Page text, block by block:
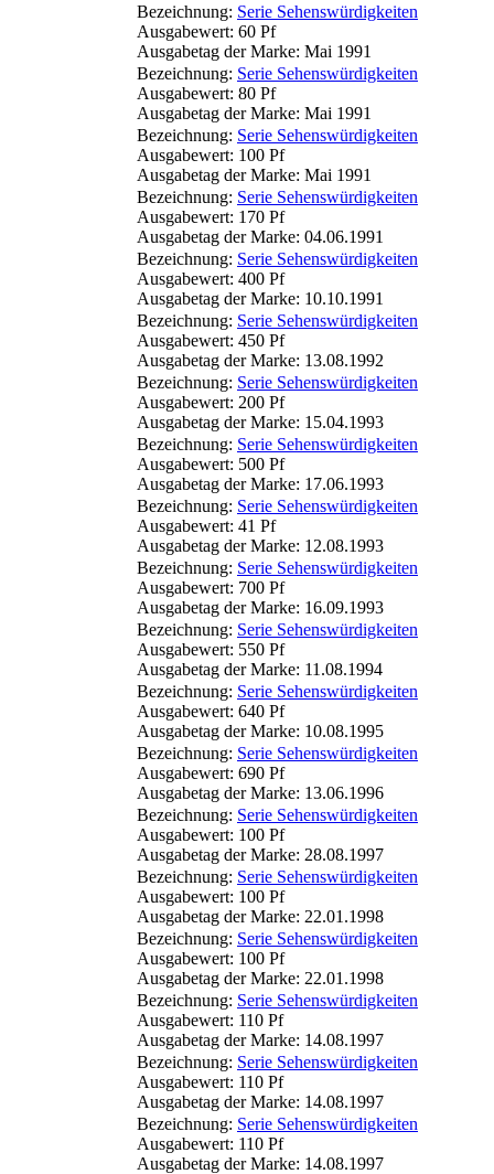
Bezeichnung: Serie Sehenswürdigkeiten
Ausgabewert: 60 Pf
Ausgabetag der Marke: Mai 1991
Bezeichnung: Serie Sehenswürdigkeiten
Ausgabewert: 80 Pf
Ausgabetag der Marke: Mai 1991
Bezeichnung: Serie Sehenswürdigkeiten
Ausgabewert: 100 Pf
Ausgabetag der Marke: Mai 1991
Bezeichnung: Serie Sehenswürdigkeiten
Ausgabewert: 170 Pf
Ausgabetag der Marke: 04.06.1991
Bezeichnung: Serie Sehenswürdigkeiten
Ausgabewert: 400 Pf
Ausgabetag der Marke: 10.10.1991
Bezeichnung: Serie Sehenswürdigkeiten
Ausgabewert: 450 Pf
Ausgabetag der Marke: 13.08.1992
Bezeichnung: Serie Sehenswürdigkeiten
Ausgabewert: 200 Pf
Ausgabetag der Marke: 15.04.1993
Bezeichnung: Serie Sehenswürdigkeiten
Ausgabewert: 500 Pf
Ausgabetag der Marke: 17.06.1993
Bezeichnung: Serie Sehenswürdigkeiten
Ausgabewert: 41 Pf
Ausgabetag der Marke: 12.08.1993
Bezeichnung: Serie Sehenswürdigkeiten
Ausgabewert: 700 Pf
Ausgabetag der Marke: 16.09.1993
Bezeichnung: Serie Sehenswürdigkeiten
Ausgabewert: 550 Pf
Ausgabetag der Marke: 11.08.1994
Bezeichnung: Serie Sehenswürdigkeiten
Ausgabewert: 640 Pf
Ausgabetag der Marke: 10.08.1995
Bezeichnung: Serie Sehenswürdigkeiten
Ausgabewert: 690 Pf
Ausgabetag der Marke: 13.06.1996
Bezeichnung: Serie Sehenswürdigkeiten
Ausgabewert: 100 Pf
Ausgabetag der Marke: 28.08.1997
Bezeichnung: Serie Sehenswürdigkeiten
Ausgabewert: 100 Pf
Ausgabetag der Marke: 22.01.1998
Bezeichnung: Serie Sehenswürdigkeiten
Ausgabewert: 100 Pf
Ausgabetag der Marke: 22.01.1998
Bezeichnung: Serie Sehenswürdigkeiten
Ausgabewert: 110 Pf
Ausgabetag der Marke: 14.08.1997
Bezeichnung: Serie Sehenswürdigkeiten
Ausgabewert: 110 Pf
Ausgabetag der Marke: 14.08.1997
Bezeichnung: Serie Sehenswürdigkeiten
Ausgabewert: 110 Pf
Ausgabetag der Marke: 14.08.1997